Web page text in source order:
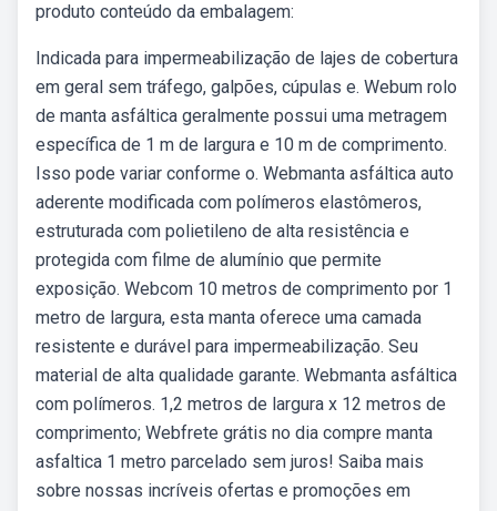
produto conteúdo da embalagem:
Indicada para impermeabilização de lajes de cobertura
em geral sem tráfego, galpões, cúpulas e. Webum rolo
de manta asfáltica geralmente possui uma metragem
específica de 1 m de largura e 10 m de comprimento.
Isso pode variar conforme o. Webmanta asfáltica auto
aderente modificada com polímeros elastômeros,
estruturada com polietileno de alta resistência e
protegida com filme de alumínio que permite
exposição. Webcom 10 metros de comprimento por 1
metro de largura, esta manta oferece uma camada
resistente e durável para impermeabilização. Seu
material de alta qualidade garante. Webmanta asfáltica
com polímeros. 1,2 metros de largura x 12 metros de
comprimento; Webfrete grátis no dia compre manta
asfaltica 1 metro parcelado sem juros! Saiba mais
sobre nossas incríveis ofertas e promoções em